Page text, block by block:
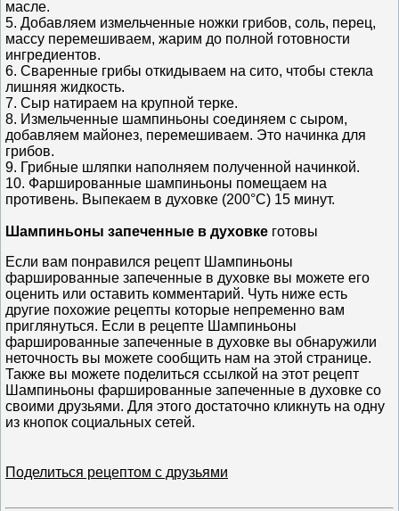
масле.
5. Добавляем измельченные ножки грибов, соль, перец,
массу перемешиваем, жарим до полной готовности
ингредиентов.
6. Сваренные грибы откидываем на сито, чтобы стекла
лишняя жидкость.
7. Сыр натираем на крупной терке.
8. Измельченные шампиньоны соединяем с сыром,
добавляем майонез, перемешиваем. Это начинка для
грибов.
9. Грибные шляпки наполняем полученной начинкой.
10. Фаршированные шампиньоны помещаем на
противень. Выпекаем в духовке (200°С) 15 минут.
Шампиньоны запеченные в духовке готовы
Если вам понравился рецепт Шампиньоны
фаршированные запеченные в духовке вы можете его
оценить или оставить комментарий. Чуть ниже есть
другие похожие рецепты которые непременно вам
приглянуться. Если в рецепте Шампиньоны
фаршированные запеченные в духовке вы обнаружили
неточность вы можете сообщить нам на этой странице.
Также вы можете поделиться ссылкой на этот рецепт
Шампиньоны фаршированные запеченные в духовке со
своими друзьями. Для этого достаточно кликнуть на одну
из кнопок социальных сетей.
Поделиться рецептом с друзьями